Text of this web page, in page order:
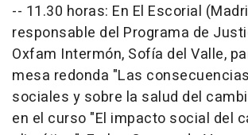
-- 11.30 horas: En El Escorial
responsable del Programa de
Oxfam Intermón, Sofía del Valle,
mesa redonda "Las
sociales y sobre la salud del
en el curso "El impacto social del